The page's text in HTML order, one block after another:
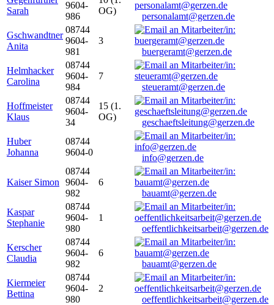
Sarah
9604-
986
OG)
personalamt@gerzen.de
Gschwandtner
Anita
08744
9604-
981
3
buergeramt@gerzen.de
Helmhacker
Carolina
08744
9604-
984
7
steueramt@gerzen.de
Hoffmeister
Klaus
08744
9604-
34
15 (1.
OG)
geschaeftsleitung@gerzen.de
Huber
Johanna
08744
9604-0
info@gerzen.de
Kaiser Simon
08744
9604-
982
6
bauamt@gerzen.de
Kaspar
Stephanie
08744
9604-
980
1
oeffentlichkeitsarbeit@gerzen.de
Kerscher
Claudia
08744
9604-
982
6
bauamt@gerzen.de
Kiermeier
Bettina
08744
9604-
980
2
oeffentlichkeitsarbeit@gerzen.de